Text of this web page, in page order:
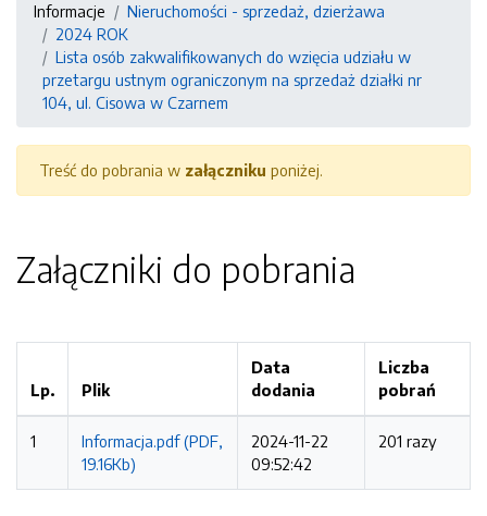
Informacje
Nieruchomości - sprzedaż, dzierżawa
2024 ROK
Lista osób zakwalifikowanych do wzięcia udziału w
przetargu ustnym ograniczonym na sprzedaż działki nr
104, ul. Cisowa w Czarnem
Treść do pobrania w załączniku poniżej.
Załączniki do pobrania
Lp. Plik
Data
dodania
Liczba
pobrań
1
Informacja.pdf (PDF,
19.16Kb)
2024-11-22
09:52:42
201 razy